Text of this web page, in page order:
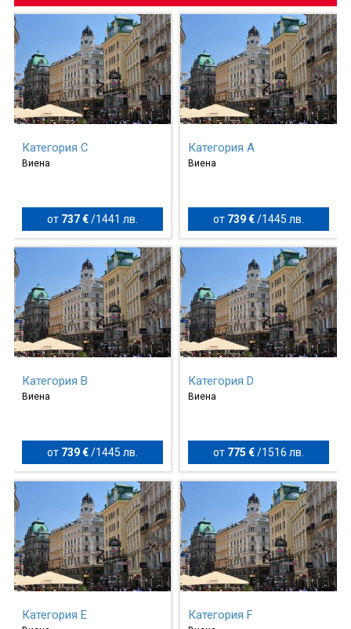
Категория C
Виена
от 737 € / 1441 лв.
Категория A
Виена
от 739 €/ 1445 лв.
Категория B
Виена
от 739 € / 1445 лв.
Категория D
Виена
от 775 €/ 1516 лв.
Категория E Категория F